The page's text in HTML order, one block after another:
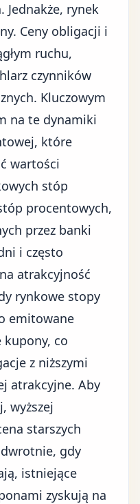
Jednakże, rynek
Ceny obligacji i
ruchu,
czynników
Kluczowym
na te dynamiki
które
wartości
stóp
procentowych,
przez banki
i często
atrakcyjność
rynkowe stopy
emitowane
kupony, co
z niższymi
atrakcyjne. Aby
wyższej
starszych
gdy
istniejące
zyskują na